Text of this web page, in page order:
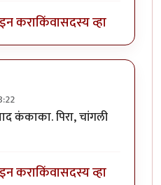
कराकिंवासदस्य व्हा
कंकाका. पिरा, चांगली
कराकिंवासदस्य व्हा